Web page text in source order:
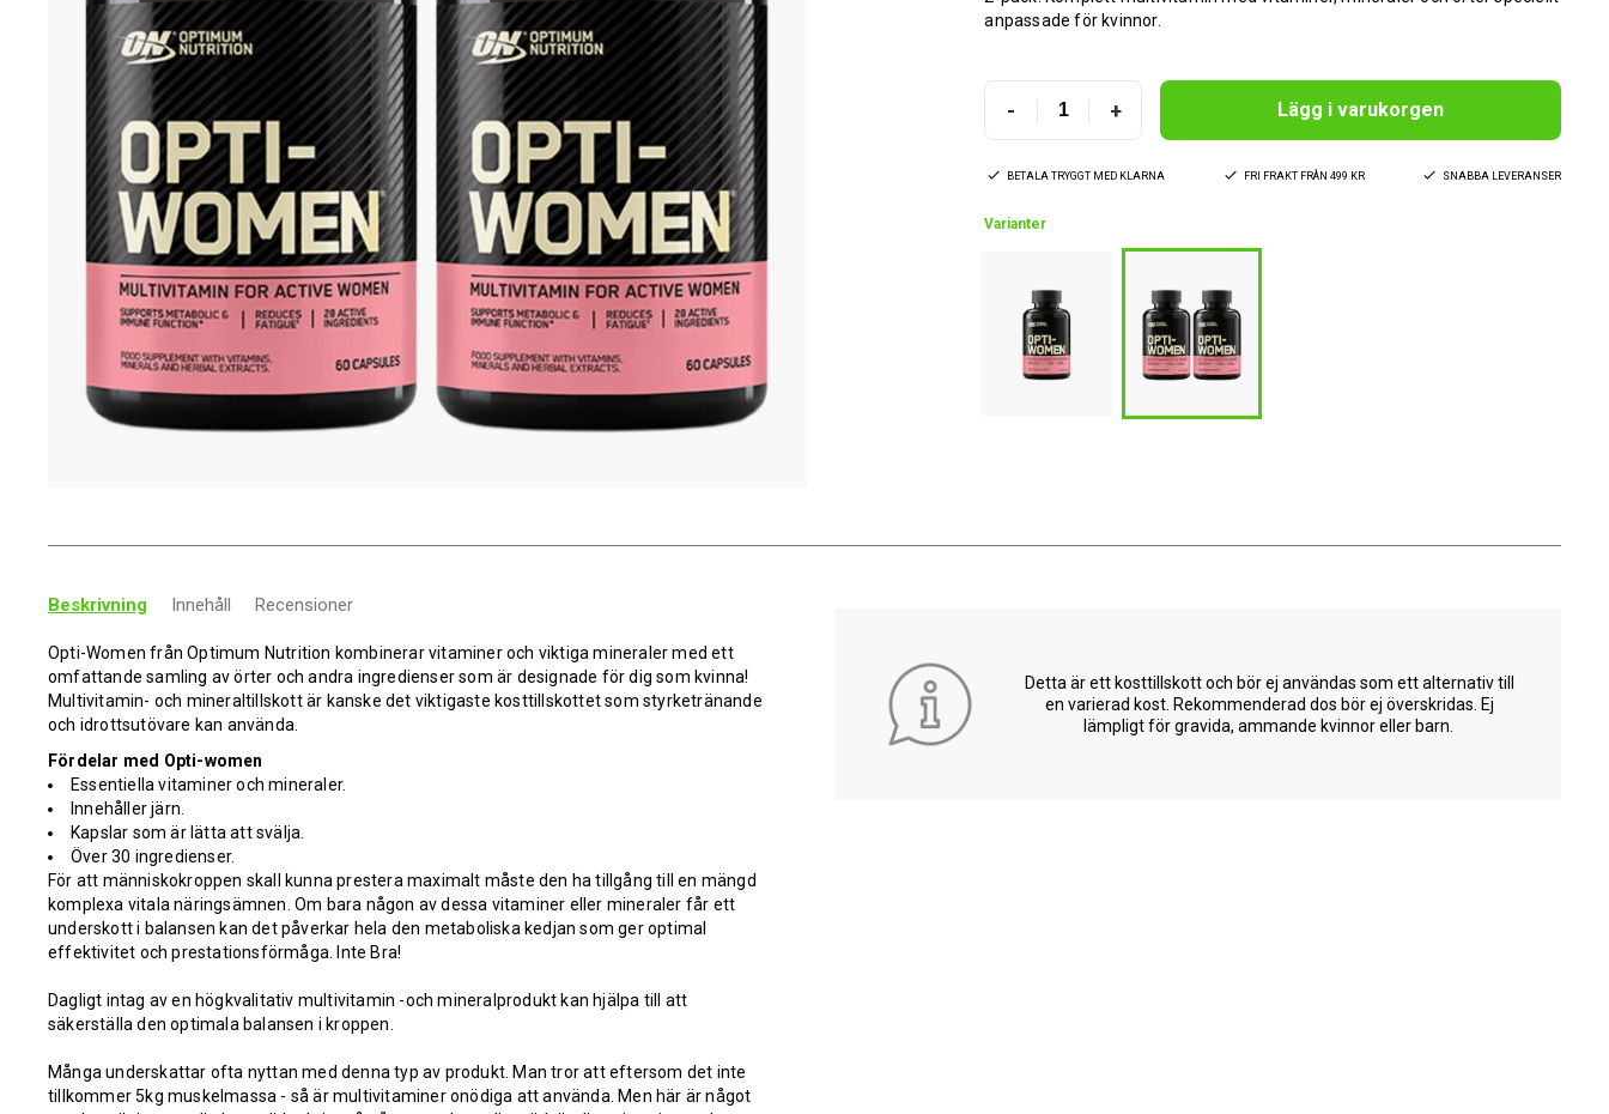
anpassade för kvinnor.
- + Lägg i varukorgen
BETALA TRYGGT MED KLARNA FRI FRAKT FRÅN 499 KR SNABBA LEVERANSER
Varianter
Beskrivning Innehåll Recensioner
Opti-Women från Optimum Nutrition kombinerar vitaminer och viktiga mineraler med ett
omfattande samling av örter och andra ingredienser som är designade för dig som kvinna!
Multivitamin- och mineraltillskott är kanske det viktigaste kosttillskottet som styrketränande
och idrottsutövare kan använda.
Fördelar med Opti-women
Essentiella vitaminer och mineraler.
Innehåller järn.
Kapslar som är lätta att svälja.
Över 30 ingredienser.
För att människokroppen skall kunna prestera maximalt måste den ha tillgång till en mängd
komplexa vitala näringsämnen. Om bara någon av dessa vitaminer eller mineraler får ett
underskott i balansen kan det påverkar hela den metaboliska kedjan som ger optimal
effektivitet och prestationsförmåga. Inte Bra!
Dagligt intag av en högkvalitativ multivitamin -och mineralprodukt kan hjälpa till att
säkerställa den optimala balansen i kroppen.
Många underskattar ofta nyttan med denna typ av produkt. Man tror att eftersom det inte
tillkommer 5kg muskelmassa - så är multivitaminer onödiga att använda. Men här är något
Detta är ett kosttillskott och bör ej användas som ett alternativ till
en varierad kost. Rekommenderad dos bör ej överskridas. Ej
lämpligt för gravida, ammande kvinnor eller barn.